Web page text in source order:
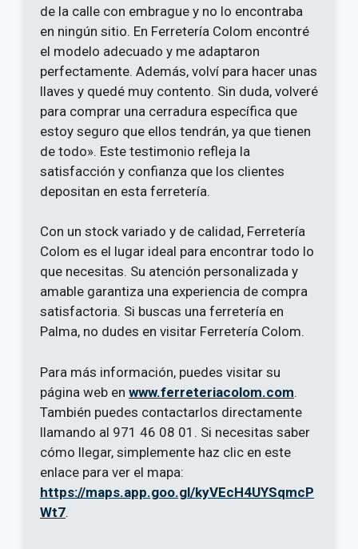
de la calle con embrague y no lo encontraba
en ningún sitio. En Ferretería Colom encontré
el modelo adecuado y me adaptaron
perfectamente. Además, volví para hacer unas
llaves y quedé muy contento. Sin duda, volveré
para comprar una cerradura específica que
estoy seguro que ellos tendrán, ya que tienen
de todo». Este testimonio refleja la
satisfacción y confianza que los clientes
depositan en esta ferretería.
Con un stock variado y de calidad, Ferretería
Colom es el lugar ideal para encontrar todo lo
que necesitas. Su atención personalizada y
amable garantiza una experiencia de compra
satisfactoria. Si buscas una ferretería en
Palma, no dudes en visitar Ferretería Colom.
Para más información, puedes visitar su
página web en www.ferreteriacolom.com.
También puedes contactarlos directamente
llamando al 971 46 08 01. Si necesitas saber
cómo llegar, simplemente haz clic en este
enlace para ver el mapa:
https://maps.app.goo.gl/kyVEcH4UYSqmcP
Wt7.